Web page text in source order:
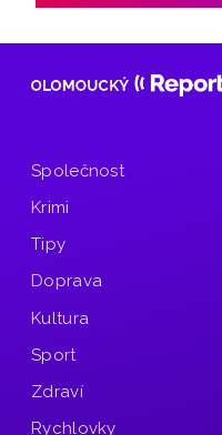
Společnost
Krimi
Tipy
Doprava
Kultura
Sport
Zdraví
Rychlovky